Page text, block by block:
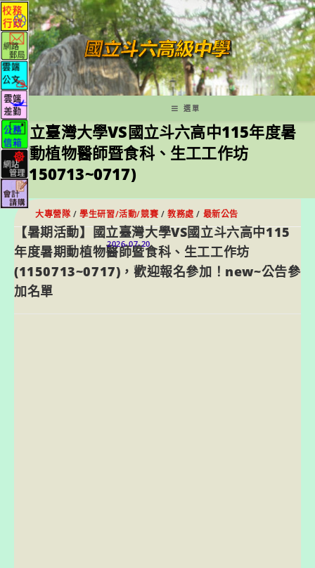
跳
轉
至
主
要
內
容
選單
國立臺灣大學VS國立斗六高中115年度暑
期動植物醫師暨食科、生工工作坊
(1150713~0717)
大專營隊 /學生研習/活動/競賽 /教務處 / 最新公告
【暑期活動】國立臺灣大學VS國立斗六高中115
年度暑期動植物醫師暨食科、生工工作坊
(1150713~0717)，歡迎報名參加！new~公告參
加名單
2026-07-20